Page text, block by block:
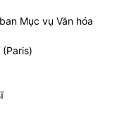
Mục vụ Văn hóa